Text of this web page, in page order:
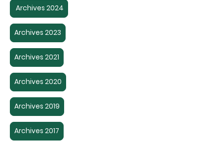
Archives 2024
Archives 2023
Archives 2021
Archives 2020
Archives 2019
Archives 2017